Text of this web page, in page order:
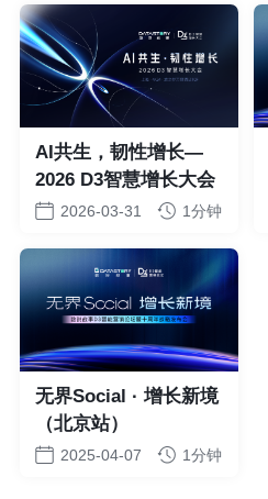
AI共生，韧性增长—
2026 D3智慧增长大会
2026-03-31 1分钟
无界Social · 增长新境
（北京站）
2025-04-07 1分钟